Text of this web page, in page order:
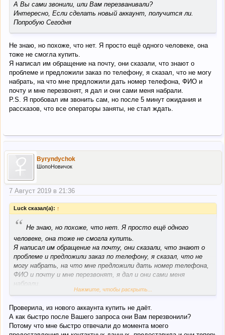
А Вы сами звонили, или Вам перезванивали?
Интересно, Если сделать новый аккаунт, получится ли.
Попробую Сегодня
Не знаю, но похоже, что нет. Я просто ещё одного человеке, она
тоже не смогла купить.
Я написал им обращение на почту, они сказали, что знают о
проблеме и предложили заказ по телефону, я сказал, что не могу
набрать, на что мне предложили дать номер телефона, ФИО и
почту и мне перезвонят, я дал и они сами меня набрали.
P.S. Я пробовал им звонить сам, но после 5 минут ожидания и
рассказов, что все операторы заняты, не стал ждать.
Byryndychok
ШопоНовичок
7 Август 2019 в 21:36
Luck сказал(а): ↑
“ Не знаю, но похоже, что нет. Я просто ещё одного
человеке, она тоже не смогла купить.
Я написал им обращение на почту, они сказали, что знают о
проблеме и предложили заказ по телефону, я сказал, что не
могу набрать, на что мне предложили дать номер телефона,
ФИО и почту и мне перезвонят, я дал и они сами меня
набрали.
P.S. Я пробовал им звонить сам, но после 5 минут ожидания и
Нажмите, чтобы раскрыть...
Проверила, из нового аккаунта купить не даёт.
А как быстро после Вашего запроса они Вам перезвонили?
Потому что мне быстро отвечали до момента моего